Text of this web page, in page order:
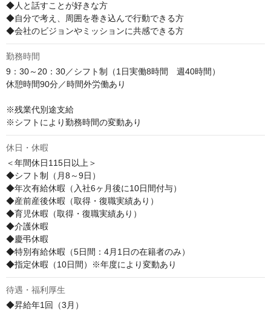
◆人と話すことが好きな方
◆自分で考え、周囲を巻き込んで行動できる方
◆会社のビジョンやミッションに共感できる方
勤務時間
9：30～20：30／シフト制（1日実働8時間　週40時間）
休憩時間90分／時間外労働あり
※残業代別途支給
※シフトにより勤務時間の変動あり
休日・休暇
＜年間休日115日以上＞
◆シフト制（月8～9日）
◆年次有給休暇（入社6ヶ月後に10日間付与）
◆産前産後休暇（取得・復職実績あり）
◆育児休暇（取得・復職実績あり）
◆介護休暇
◆慶弔休暇
◆特別有給休暇（5日間：4月1日の在籍者のみ）
◆指定休暇（10日間）※年度により変動あり
待遇・福利厚生
◆昇給年1回（3月）